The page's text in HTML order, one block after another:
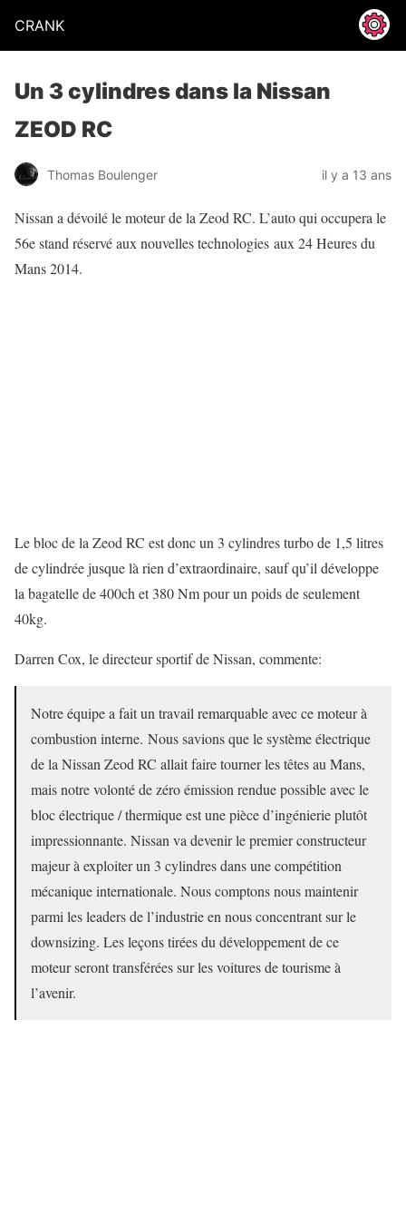
CRANK
Un 3 cylindres dans la Nissan
ZEOD RC
Thomas Boulenger il y a 13 ans
Nissan a dévoilé le moteur de la Zeod RC. L’auto qui occupera le
56e stand réservé aux nouvelles technologies aux 24 Heures du
Mans 2014.
Le bloc de la Zeod RC est donc un 3 cylindres turbo de 1,5 litres
de cylindrée jusque là rien d’extraordinaire, sauf qu’il développe
la bagatelle de 400ch et 380 Nm pour un poids de seulement
40kg.
Darren Cox, le directeur sportif de Nissan, commente:
Notre équipe a fait un travail remarquable avec ce moteur à
combustion interne. Nous savions que le système électrique
de la Nissan Zeod RC allait faire tourner les têtes au Mans,
mais notre volonté de zéro émission rendue possible avec le
bloc électrique / thermique est une pièce d’ingénierie plutôt
impressionnante. Nissan va devenir le premier constructeur
majeur à exploiter un 3 cylindres dans une compétition
mécanique internationale. Nous comptons nous maintenir
parmi les leaders de l’industrie en nous concentrant sur le
downsizing. Les leçons tirées du développement de ce
moteur seront transférées sur les voitures de tourisme à
l’avenir.